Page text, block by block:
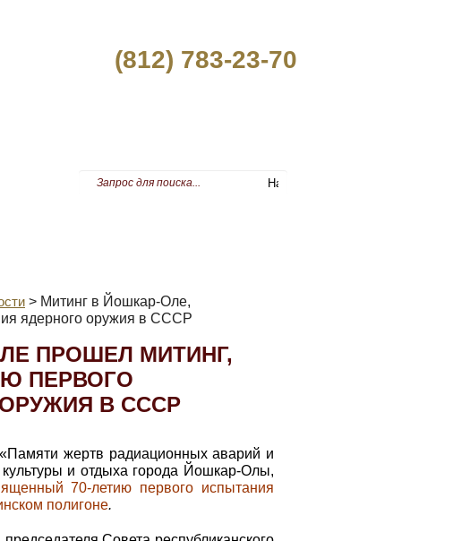
(812) 783-23-70
> Митинг в Йошкар-Оле,
ядерного оружия в СССР
ПРОШЕЛ МИТИНГ,
ПЕРВОГО
В СССР
жертв радиационных аварий и
и отдыха города Йошкар-Олы,
70-летию первого испытания
полигоне.